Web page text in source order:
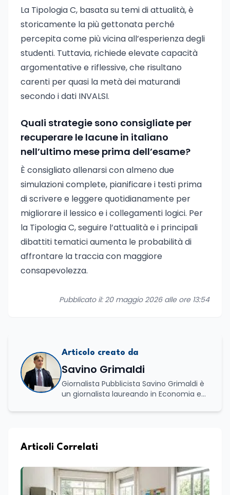
La Tipologia C, basata su temi di attualità, è
storicamente la più gettonata perché
percepita come più vicina all’esperienza degli
studenti. Tuttavia, richiede elevate capacità
argomentative e riflessive, che risultano
carenti per quasi la metà dei maturandi
secondo i dati INVALSI.
Quali strategie sono consigliate per
recuperare le lacune in italiano
nell’ultimo mese prima dell’esame?
È consigliato allenarsi con almeno due
simulazioni complete, pianificare i testi prima
di scrivere e leggere quotidianamente per
migliorare il lessico e i collegamenti logici. Per
la Tipologia C, seguire l’attualità e i principali
dibattiti tematici aumenta le probabilità di
affrontare la traccia con maggiore
consapevolezza.
Pubblicato il: 20 maggio 2026 alle ore 13:54
Articolo creato da
Savino Grimaldi
Giornalista Pubblicista Savino Grimaldi è
un giornalista laureando in Economia e
maturata nel settore della formazione.
professionale, distinguendosi per una
attive del lavoro e delle dinamiche che
legano istruzione, occupazione e
sviluppo delle competenze. Alla
Articoli Correlati